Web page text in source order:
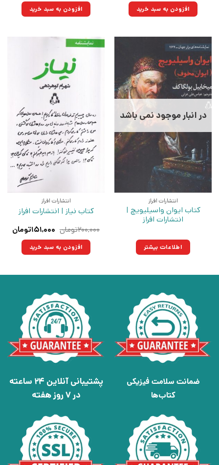
بود.
افزودن به سبد خرید ۲۵۰,۰۰۰تومان
بود.
۱۸۸,۷۵۰تومان.افزودن به سبد خرید
در انبار موجود نمی باشد
انتشارات افراز
کتاب ایوان واسیلیویچ |
انتشارات افراز
اطلاعات بیشتر
انتشارات افراز
کتاب نیاز | انتشارات افراز
۲۰۰,۰۰۰تومان قیمت
۲۰۰,۰۰۰تومان
بود.
۱۵۱,۰۰۰تومان
افزودن به سبد خرید
ضمانت سلامت فیزیکی
کتاب‌ها
پشتیبانی آنلاین 24 ساعته
در 7 روز هفته